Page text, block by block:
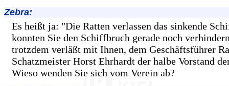
Zebra:
Es heißt ja: "Die Ratten verlassen das sinkende
konnten Sie den Schiffbruch gerade noch
trotzdem verläßt mit Ihnen, dem Geschäftsführer
Schatzmeister Horst Ehrhardt der halbe Vorstand
Wieso wenden Sie sich vom Verein ab?